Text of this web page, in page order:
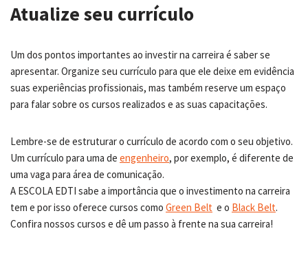
Atualize seu currículo
Um dos pontos importantes ao investir na carreira é saber se
apresentar. Organize seu currículo para que ele deixe em evidência
suas experiências profissionais, mas também reserve um espaço
para falar sobre os cursos realizados e as suas capacitações.
Lembre-se de estruturar o currículo de acordo com o seu objetivo.
Um currículo para uma de engenheiro, por exemplo, é diferente de
uma vaga para área de comunicação.
A ESCOLA EDTI sabe a importância que o investimento na carreira
tem e por isso oferece cursos como Green Belt e o Black Belt.
Confira nossos cursos e dê um passo à frente na sua carreira!